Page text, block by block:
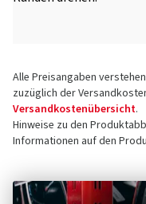
Alle Preisangaben
zuzüglich der
Versandkostenübersicht.
Hinweise zu den
Informationen auf den